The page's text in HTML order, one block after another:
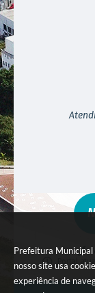
Prefeitura Municipal
nosso site usa
experiência de
Portal